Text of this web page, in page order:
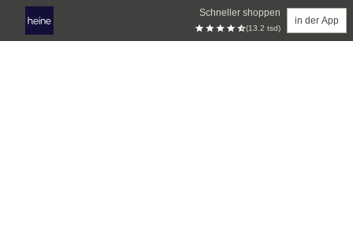
Schneller shoppen
(13.2 tsd)
in der App